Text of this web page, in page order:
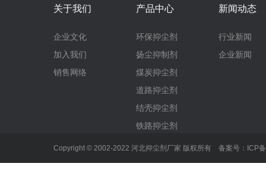
关于我们
企业文化
加入我们
销售网络
产品中心
环保抑尘剂
扬尘抑制剂
煤炭抑尘剂
道路抑尘剂
结壳抑尘剂
铁路抑尘剂
新闻动态
行业新闻
企业新闻
Copyright © 2002-2022 河北抑尘剂厂家 版权所有 备案号： ICP